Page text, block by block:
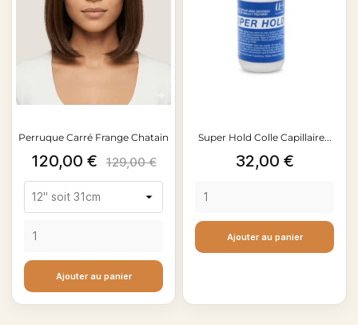
Perruque Carré Frange Chatain
Prix
120,00 € Prix
de
129,00 €
Ajouter au panier
Super Hold Colle Capillaire...
Prix
32,00 €
Ajouter au panier